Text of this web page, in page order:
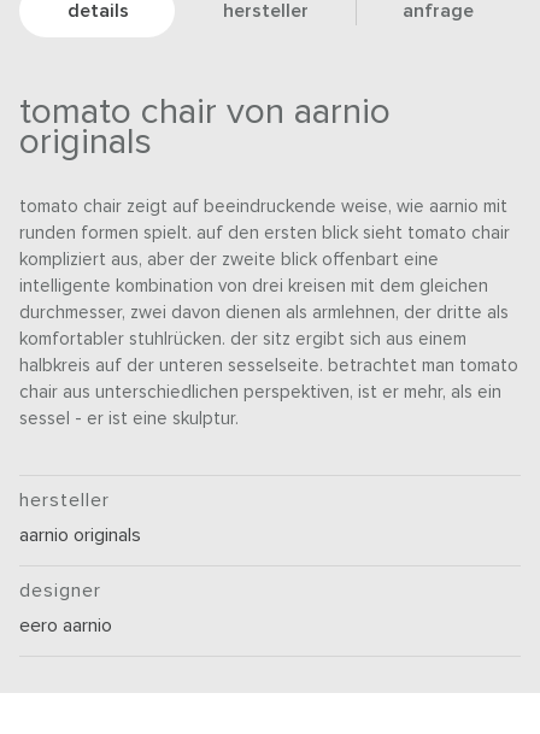
details hersteller anfrage
tomato chair von aarnio
originals
tomato chair zeigt auf beeindruckende weise, wie aarnio mit
runden formen spielt. auf den ersten blick sieht tomato chair
kompliziert aus, aber der zweite blick offenbart eine
intelligente kombination von drei kreisen mit dem gleichen
durchmesser, zwei davon dienen als armlehnen, der dritte als
komfortabler stuhlrücken. der sitz ergibt sich aus einem
halbkreis auf der unteren sesselseite. betrachtet man tomato
chair aus unterschiedlichen perspektiven, ist er mehr, als ein
sessel - er ist eine skulptur.
hersteller
aarnio originals
designer
eero aarnio